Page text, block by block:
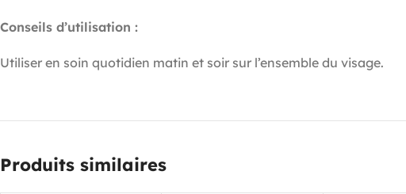
Conseils d’utilisation :
Utiliser en soin quotidien matin et soir sur l’ensemble du visage.
Produits similaires